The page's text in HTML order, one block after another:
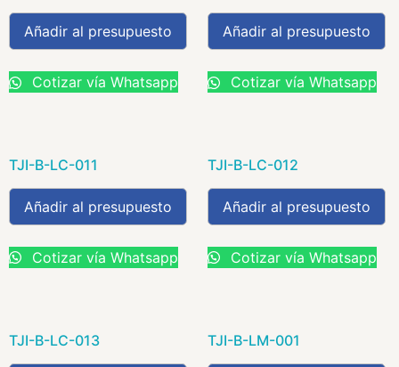
Añadir al presupuesto
Cotizar vía Whatsapp
Añadir al presupuesto
Cotizar vía Whatsapp
TJI-B-LC-011
Añadir al presupuesto
Cotizar vía Whatsapp
TJI-B-LC-012
Añadir al presupuesto
Cotizar vía Whatsapp
TJI-B-LC-013 TJI-B-LM-001